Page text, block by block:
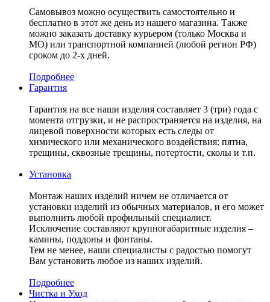
Самовывоз можно осуществить самостоятельно и
бесплатно в этот же день из нашего магазина. Также
можно заказать доставку курьером (только Москва и
МО) или транспортной компанией (любой регион РФ)
сроком до 2-х дней.
Подробнее
Гарантия
Гарантия на все наши изделия составляет 3 (три) года с
момента отгрузки, и не распространяется на изделия, на
лицевой поверхности которых есть следы от
химического или механического воздействия: пятна,
трещины, сквозные трещины, потертости, сколы и т.п.
Установка
Монтаж наших изделий ничем не отличается от
установки изделий из обычных материалов, и его может
выполнить любой профильный специалист.
Исключение составляют крупногабаритные изделия –
камины, поддоны и фонтаны.
Тем не менее, наши специалисты с радостью помогут
Вам установить любое из наших изделий.
Подробнее
Чистка и Уход